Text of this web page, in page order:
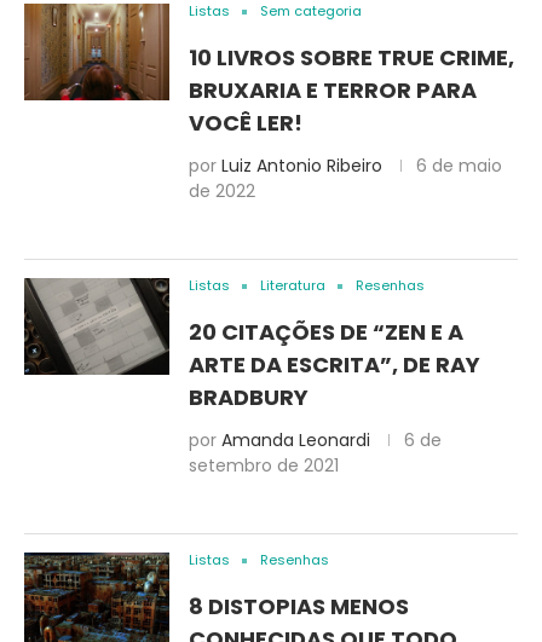
Listas Sem categoria
10 LIVROS SOBRE TRUE CRIME,
BRUXARIA E TERROR PARA
VOCÊ LER!
por Luiz Antonio Ribeiro
6 de maio
de 2022
Listas Literatura Resenhas
20 CITAÇÕES DE “ZEN E A
ARTE DA ESCRITA”, DE RAY
BRADBURY
por Amanda Leonardi
6 de
setembro de 2021
Listas Resenhas
8 DISTOPIAS MENOS